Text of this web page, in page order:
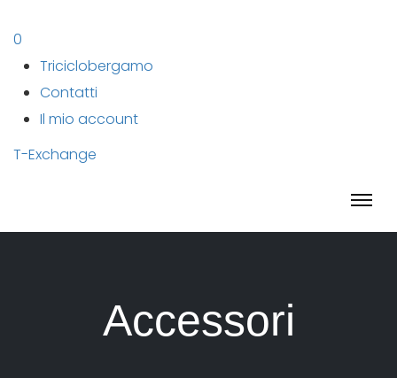
0
Triciclobergamo
Contatti
Il mio account
T-Exchange
Accessori